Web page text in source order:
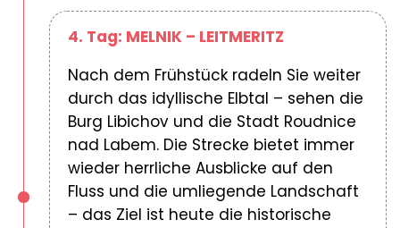
4. Tag: MELNIK – LEITMERITZ
Nach dem Frühstück radeln Sie weiter
durch das idyllische Elbtal – sehen die
Burg Libichov und die Stadt Roudnice
nad Labem. Die Strecke bietet immer
wieder herrliche Ausblicke auf den
Fluss und die umliegende Landschaft
– das Ziel ist heute die historische